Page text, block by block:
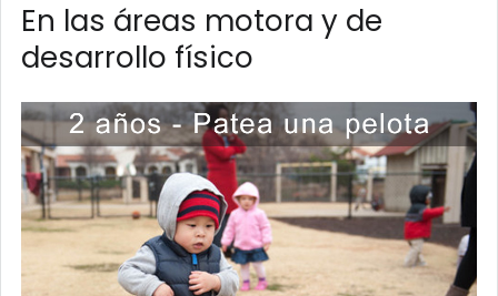
En las áreas motora y de
desarrollo físico